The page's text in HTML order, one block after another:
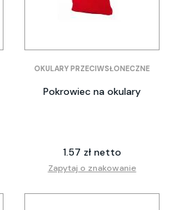
OKULARY PRZECIWSŁONECZNE
Pokrowiec na okulary
1.57 zł netto
Zapytaj o znakowanie